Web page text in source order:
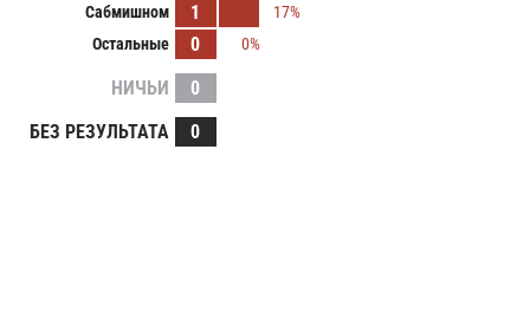
Сабмишном
1
17%
Остальные
0 0%
НИЧЬИ
0
БЕЗ РЕЗУЛЬТАТА
0